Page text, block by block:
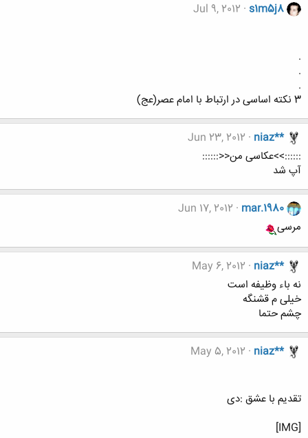
s1m5j8
Jul 9, 2012
.
.
.
3 نکته اساسی در ارتباط با امام عصر(عج)
niaz**
Jun 23, 2012
::::::>>عکاسی من<<::::::
آپ شد
mar.1980
Jun 17, 2012
مرسی
niaz**
May 6, 2012
نه باء وظیفه است
خیلی م قشنگه
چشم حتما
niaz**
May 5, 2012
تقدیم با عشق :دی
[IMG]